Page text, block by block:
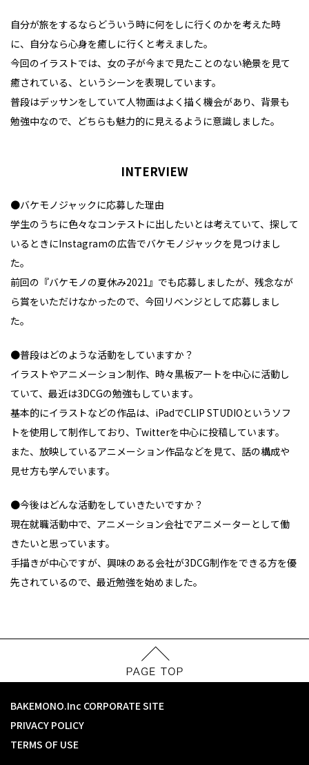
自分が旅をするならどういう時に何をしに行くのかを考えた時
に、自分なら心身を癒しに行くと考えました。
今回のイラストでは、女の子が今まで見たことのない絶景を見て
癒されている、というシーンを表現しています。
普段はデッサンをしていて人物画はよく描く機会があり、背景も
勉強中なので、どちらも魅力的に見えるように意識しました。
INTERVIEW
●バケモノジャックに応募した理由
学生のうちに色々なコンテストに出したいとは考えていて、探して
いるときにInstagramの広告でバケモノジャックを見つけまし
た。
前回の『バケモノの夏休み2021』でも応募しましたが、残念なが
ら賞をいただけなかったので、今回リベンジとして応募しまし
た。
●普段はどのような活動をしていますか？
イラストやアニメーション制作、時々黒板アートを中心に活動し
ていて、最近は3DCGの勉強もしています。
基本的にイラストなどの作品は、iPadでCLIP STUDIOというソフ
トを使用して制作しており、Twitterを中心に投稿しています。
また、放映しているアニメーション作品などを見て、話の構成や
見せ方も学んでいます。
●今後はどんな活動をしていきたいですか？
現在就職活動中で、アニメーション会社でアニメーターとして働
きたいと思っています。
手描きが中心ですが、興味のある会社が3DCG制作をできる方を優
先されているので、最近勉強を始めました。
BAKEMONO.Inc CORPORATE SITE
PRIVACY POLICY
TERMS OF USE